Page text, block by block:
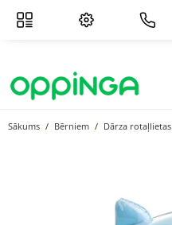
Sākums Bērniem Dārza rotaļlietas